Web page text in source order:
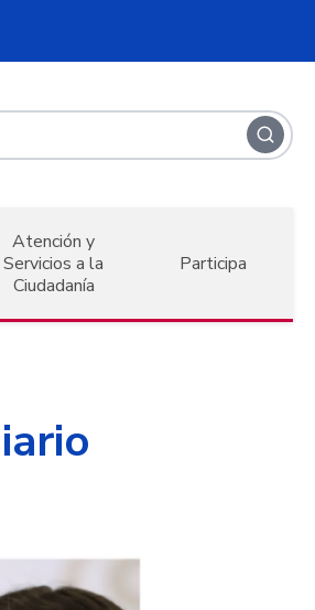
Atención y
Servicios a la
Ciudadanía
Participa